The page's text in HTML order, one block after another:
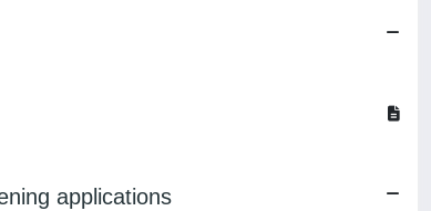
applications